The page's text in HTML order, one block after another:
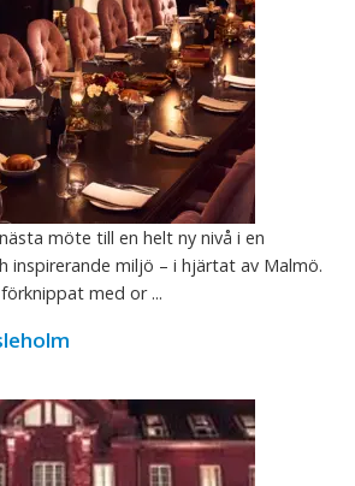
möte till en helt ny nivå i en
inspirerande miljö – i hjärtat av Malmö.
med or ...